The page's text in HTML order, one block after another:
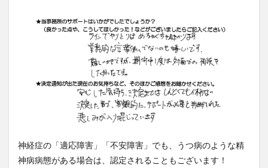
神経症の「適応障害」「不安障害」でも、うつ病のような精
神病病態がある場合は、認定されることもございます！